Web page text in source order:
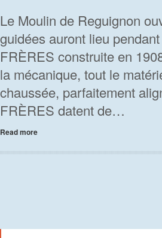
Le Moulin de Reguignon
guidées auront lieu
FRÈRES construite en
la mécanique, tout le
chaussée, parfaitement
FRÈRES datent de…
Read more